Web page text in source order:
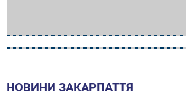
НОВИНИ ЗАКАРПАТТЯ